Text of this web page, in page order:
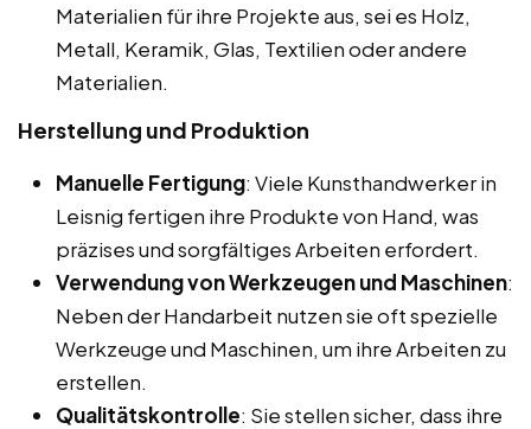
Materialien für ihre Projekte aus, sei es Holz,
Metall, Keramik, Glas, Textilien oder andere
Materialien.
Herstellung und Produktion
Manuelle Fertigung: Viele Kunsthandwerker in
Leisnig fertigen ihre Produkte von Hand, was
präzises und sorgfältiges Arbeiten erfordert.
Verwendung von Werkzeugen und Maschinen:
Neben der Handarbeit nutzen sie oft spezielle
Werkzeuge und Maschinen, um ihre Arbeiten zu
erstellen.
Qualitätskontrolle: Sie stellen sicher, dass ihre